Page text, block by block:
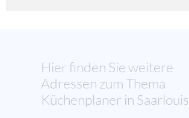
Hier finden Sie weitere
Adressen zum Thema
Küchenplaner in Saarlouis